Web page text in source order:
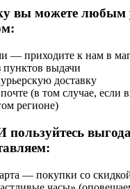
вы можете
— приходите к нам в
выдачи
доставку
(в том случае, если
регионе)
пользуйтесь
— покупки со